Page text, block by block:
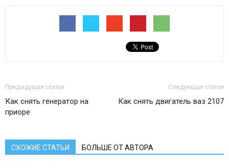
Предыдущая статья
Как снять генератор на
приоре
Следующая статья
Как снять двигатель ваз 2107
СХОЖИЕ СТАТЬИ БОЛЬШЕ ОТ АВТОРА